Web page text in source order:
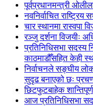
पूर्वप्रधानमन्त्री
नवनिर्वाचित
चार स्थानमा रास्वपा
रञ्जु दर्शना विजयीः
प्रतिनिधिसभा सदस्य
काठमाडौँसहित केही
निर्वाचनले सङ्घीय
सुदृढ बनाएको छः
छिटफुटबाहेक
आज प्रतिनिधिसभा